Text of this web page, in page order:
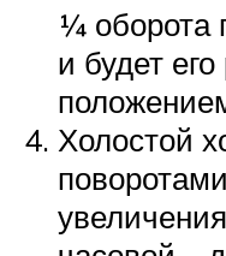
¼ оборота
и будет
Холостой